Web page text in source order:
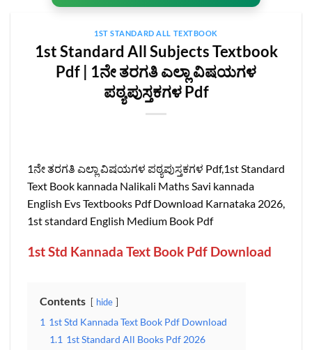
1ST STANDARD ALL TEXTBOOK
1st Standard All Subjects Textbook
Pdf | 1ನೇ ತರಗತಿ ಎಲ್ಲಾ ವಿಷಯಗಳ
ಪಠ್ಯಪುಸ್ತಕಗಳ Pdf
1ನೇ ತರಗತಿ ಎಲ್ಲಾ ವಿಷಯಗಳ ಪಠ್ಯಪುಸ್ತಕಗಳ Pdf,1st Standard
Text Book kannada Nalikali Maths Savi kannada
English Evs Textbooks Pdf Download Karnataka 2026,
1st standard English Medium Book Pdf
1st Std Kannada Text Book Pdf Download
Contents hide
1 1st Std Kannada Text Book Pdf Download
1.1 1st Standard All Books Pdf 2026